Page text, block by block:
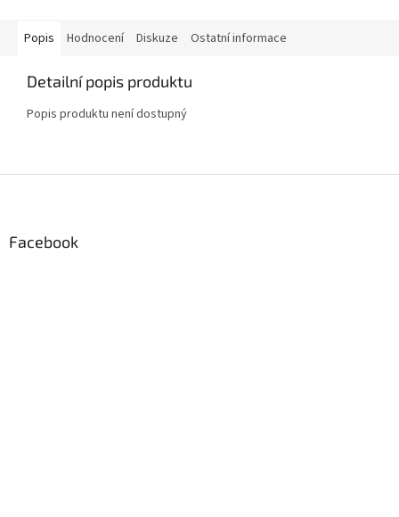
Popis Hodnocení Diskuze Ostatní informace
Detailní popis produktu
Popis produktu není dostupný
Facebook